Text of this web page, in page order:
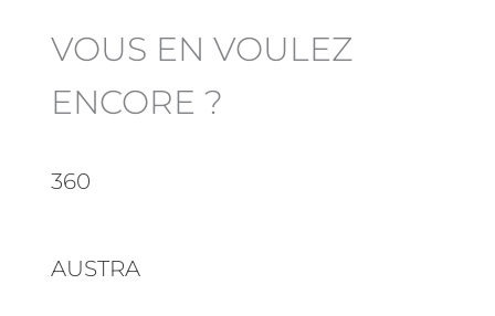
VOUS EN VOULEZ
ENCORE ?
360
AUSTRA